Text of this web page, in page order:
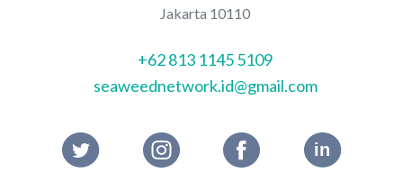
Jakarta 10110
+62 813 1145 5109
seaweednetwork.id@gmail.com